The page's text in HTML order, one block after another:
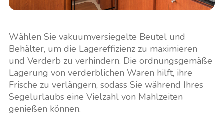
Wählen Sie vakuumversiegelte Beutel und
Behälter, um die Lagereffizienz zu maximieren
und Verderb zu verhindern. Die ordnungsgemäße
Lagerung von verderblichen Waren hilft, ihre
Frische zu verlängern, sodass Sie während Ihres
Segelurlaubs eine Vielzahl von Mahlzeiten
genießen können.